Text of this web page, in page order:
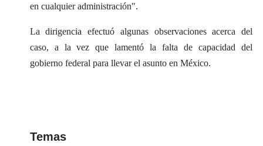
en cualquier administración".
La dirigencia efectuó algunas observaciones acerca del
caso, a la vez que lamentó la falta de capacidad del
gobierno federal para llevar el asunto en México.
Temas